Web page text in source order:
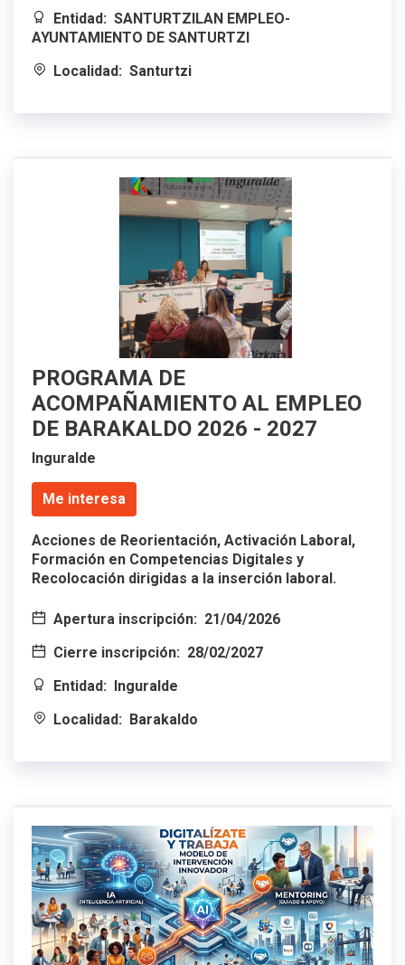
Entidad: SANTURTZILAN EMPLEO-
AYUNTAMIENTO DE SANTURTZI
Localidad: Santurtzi
PROGRAMA DE
ACOMPAÑAMIENTO AL EMPLEO
DE BARAKALDO 2026 - 2027
Inguralde
Me interesa
Acciones de Reorientación, Activación Laboral,
Formación en Competencias Digitales y
Recolocación dirigidas a la inserción laboral.
Apertura inscripción: 21/04/2026
Cierre inscripción: 28/02/2027
Entidad: Inguralde
Localidad: Barakaldo